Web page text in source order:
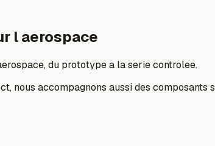
l aerospace
du prototype a la serie controlee.
nous accompagnons aussi des composants